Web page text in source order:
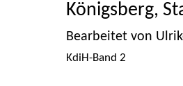
Königsberg,
Bearbeitet von
KdiH-Band 2